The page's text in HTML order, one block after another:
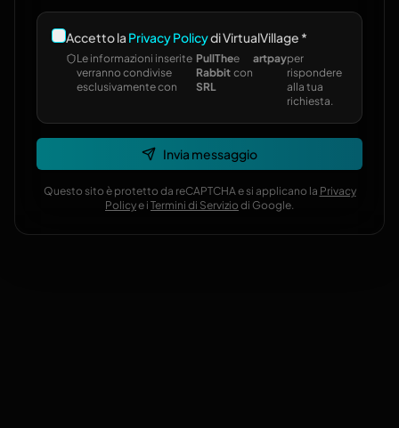
Accetto la Privacy Policydi VirtualVillage *
Le informazioni inserite
verranno condivise
esclusivamente con
PullThe
Rabbit
SRL
e
con
artpayper
rispondere
alla tua
richiesta.
Invia messaggio
Questo sito è protetto da reCAPTCHA e si applicano la Privacy
Policye i Termini di Servizio di Google.